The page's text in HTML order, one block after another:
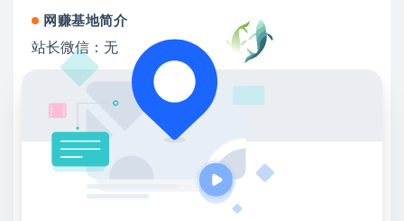
网赚基地简介
站长微信：无
❤本站：本站整合多方资源站，主要面向互联网创业
类&副业类，资源丰富 物超所值。
❤能助您：找项目 + 低成本创业 + 减少信息差 + 见识
各种项目 + 提升网创认知。
❤本站为众多团队提供了重要价值，也为众多创业者
开启网络之门，广受好评！
❤如果您也依存于互联网，欢迎加入本站会员，将尽